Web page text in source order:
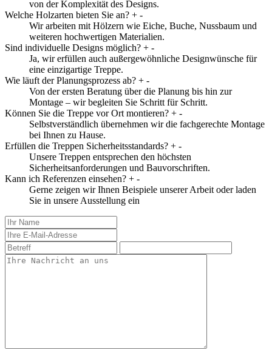
von der Komplexität des Designs.
Welche Holzarten bieten Sie an? + -
Wir arbeiten mit Hölzern wie Eiche, Buche, Nussbaum und
weiteren hochwertigen Materialien.
Sind individuelle Designs möglich? + -
Ja, wir erfüllen auch außergewöhnliche Designwünsche für
eine einzigartige Treppe.
Wie läuft der Planungsprozess ab? + -
Von der ersten Beratung über die Planung bis hin zur
Montage – wir begleiten Sie Schritt für Schritt.
Können Sie die Treppe vor Ort montieren? + -
Selbstverständlich übernehmen wir die fachgerechte Montage
bei Ihnen zu Hause.
Erfüllen die Treppen Sicherheitsstandards? + -
Unsere Treppen entsprechen den höchsten
Sicherheitsanforderungen und Bauvorschriften.
Kann ich Referenzen einsehen? + -
Gerne zeigen wir Ihnen Beispiele unserer Arbeit oder laden
Sie in unsere Ausstellung ein